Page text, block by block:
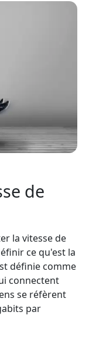
de
la vitesse de
ce qu'est la
définie comme
connectent
se réfèrent
par